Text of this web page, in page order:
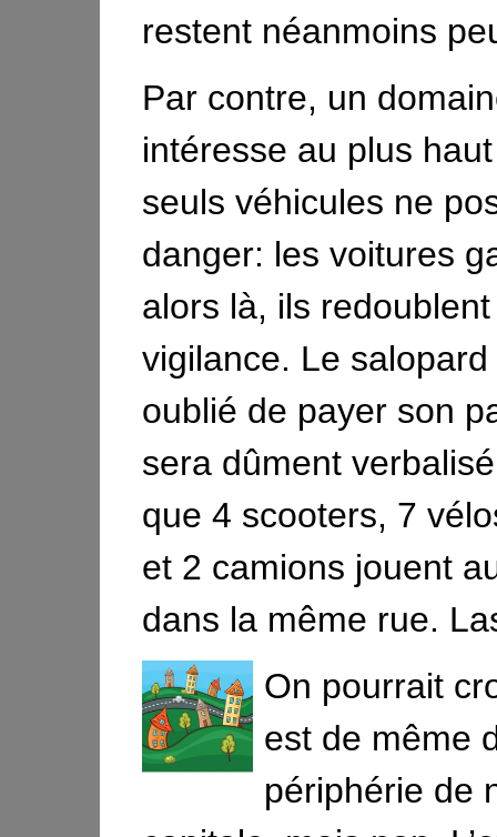
restent néanmoins
Par contre, un
intéresse au plus
seuls véhicules ne
danger: les voitures
alors là, ils
vigilance. Le
oublié de payer son
sera dûment
que 4 scooters, 7
et 2 camions jouent
dans la même rue.
On pourrait
est de même
périphérie de